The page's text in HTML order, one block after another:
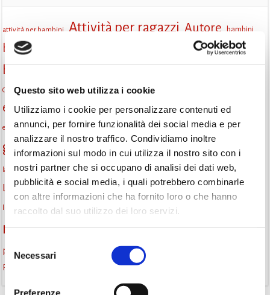
Questo sito web utilizza i cookie
Utilizziamo i cookie per personalizzare contenuti ed
annunci, per fornire funzionalità dei social media e per
analizzare il nostro traffico. Condividiamo inoltre
informazioni sul modo in cui utilizza il nostro sito con i
nostri partner che si occupano di analisi dei dati web,
pubblicità e social media, i quali potrebbero combinarle
con altre informazioni che ha fornito loro o che hanno
raccolto dal suo utilizzo dei loro servizi.
delNecessari
Preferenze
attività per bambini Attività per ragazzi Autore bambini
biblioteca
biblioteca Monselice Biblioteca San Biagio
Centro per il libro e la lettura cittàchelegge cultura
eventi culturali eventi culturali Monselice eventi in biblioteca
eventi Monselice eventi per famiglie famiglie Fiaccole della lettura gratuito
gruppo di lettura incontri letterari Informazioni
laboratori creativi laboratorio la strada di mattoni gialli
Lettori itineranti lettura lettura ad alta voce lettura condivisa
lettura silenziosa letture ad alta voce libri libri come semi
monselice Monselice scrive
podcast letterario podcast libri promozione della lettura
Recensione Storia